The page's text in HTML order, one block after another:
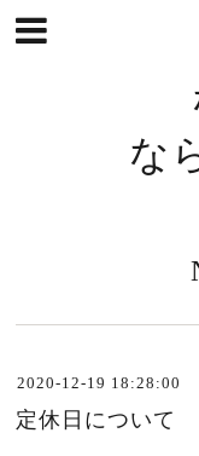
な
2020-12-19 18:28:00
定休日について